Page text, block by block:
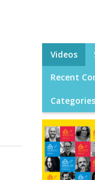
Videos
Recent
Categories